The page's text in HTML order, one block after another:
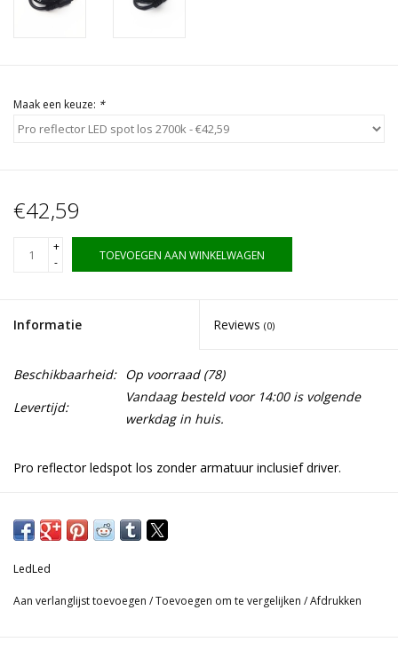
Maak een keuze: *
€42,59
+
-
TOEVOEGEN AAN WINKELWAGEN
Informatie Reviews (0)
Beschikbaarheid: Op voorraad(78)
Levertijd:
Vandaag besteld voor 14:00 is volgende
werkdag in huis.
Pro reflector ledspot los zonder armatuur inclusief driver.
- 2700k (extra warm wit);
- 3000k (warm wit);
- 4000k (neutraal wit);
LedLed
Aan verlanglijst toevoegen /Toevoegen om te vergelijken /Afdrukken